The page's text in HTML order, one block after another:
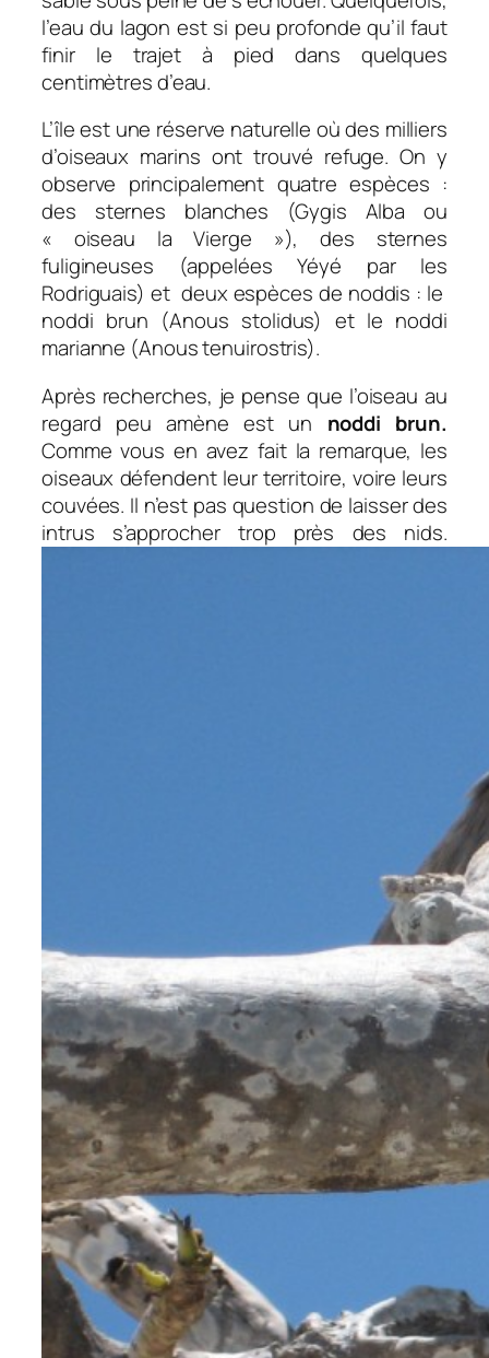
l’eau du lagon est si peu profonde qu’il faut
finir le trajet à pied dans quelques
centimètres d’eau.
L’île est une réserve naturelle où des milliers
d’oiseaux marins ont trouvé refuge. On y
observe principalement quatre espèces :
des sternes blanches (Gygis Alba ou
« oiseau la Vierge »), des sternes
fuligineuses (appelées Yéyé par les
Rodriguais) et deux espèces de noddis : le
noddi brun (Anous stolidus) et le noddi
marianne (Anous tenuirostris).
Après recherches, je pense que l’oiseau au
regard peu amène est un noddi brun.
Comme vous en avez fait la remarque, les
oiseaux défendent leur territoire, voire leurs
couvées. Il n’est pas question de laisser des
intrus s’approcher trop près des nids.